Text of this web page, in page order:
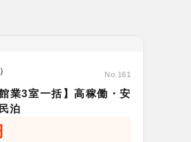
No.161
業3室一括】高稼働・安
泊